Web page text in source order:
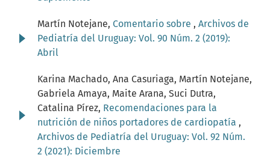
Martín Notejane, Comentario sobre , Archivos de
Pediatría del Uruguay: Vol. 90 Núm. 2 (2019):
Abril
Karina Machado, Ana Casuriaga, Martín Notejane,
Gabriela Amaya, Maite Arana, Suci Dutra,
Catalina Pírez, Recomendaciones para la
nutrición de niños portadores de cardiopatía ,
Archivos de Pediatría del Uruguay: Vol. 92 Núm.
2 (2021): Diciembre